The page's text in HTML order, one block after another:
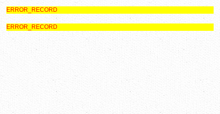
ERROR_RECORD
ERROR_RECORD